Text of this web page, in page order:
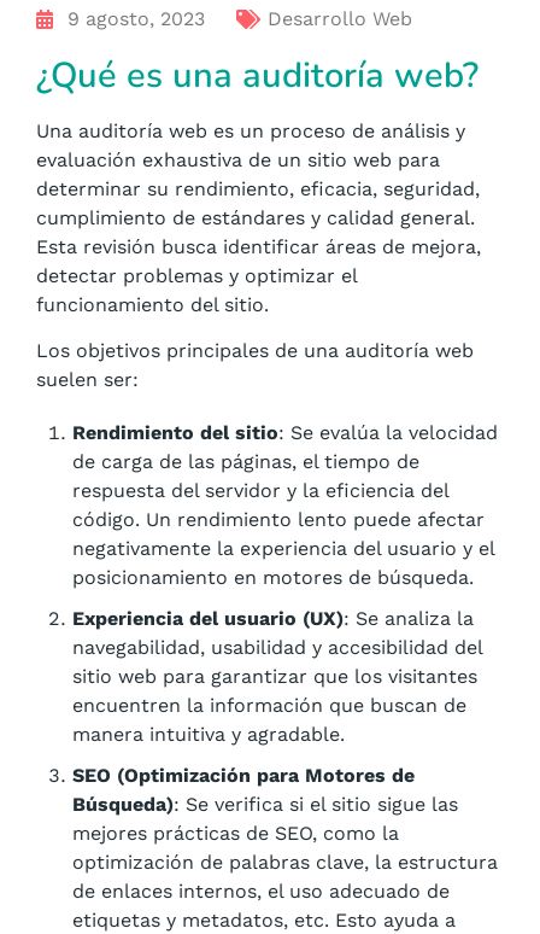
9 agosto, 2023 Desarrollo Web
¿Qué es una auditoría web?
Una auditoría web es un proceso de análisis y
evaluación exhaustiva de un sitio web para
determinar su rendimiento, eficacia, seguridad,
cumplimiento de estándares y calidad general.
Esta revisión busca identificar áreas de mejora,
detectar problemas y optimizar el
funcionamiento del sitio.
Los objetivos principales de una auditoría web
suelen ser:
Rendimiento del sitio: Se evalúa la velocidad
de carga de las páginas, el tiempo de
respuesta del servidor y la eficiencia del
código. Un rendimiento lento puede afectar
negativamente la experiencia del usuario y el
posicionamiento en motores de búsqueda.
Experiencia del usuario (UX): Se analiza la
navegabilidad, usabilidad y accesibilidad del
sitio web para garantizar que los visitantes
encuentren la información que buscan de
manera intuitiva y agradable.
SEO (Optimización para Motores de
Búsqueda): Se verifica si el sitio sigue las
mejores prácticas de SEO, como la
optimización de palabras clave, la estructura
de enlaces internos, el uso adecuado de
etiquetas y metadatos, etc. Esto ayuda a